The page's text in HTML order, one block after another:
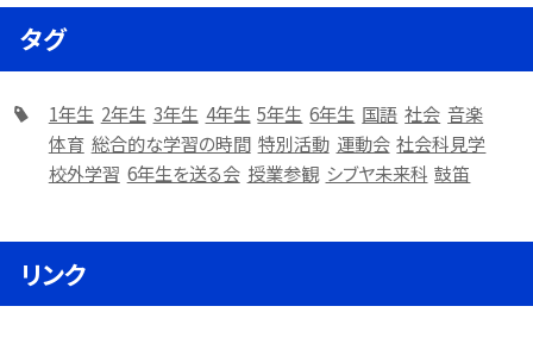
タグ
1年生 2年生 3年生 4年生 5年生 6年生 国語 社会 音楽
体育 総合的な学習の時間 特別活動 運動会 社会科見学
校外学習 6年生を送る会 授業参観 シブヤ未来科 鼓笛
リンク